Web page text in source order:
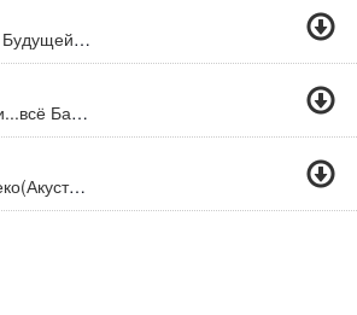
Ностальгия О Будущей Любви "Альбом: Вольная Песня (2005)"
Всё Косы Твои...всё Бантики
Когда Ты Далеко(Акустика)